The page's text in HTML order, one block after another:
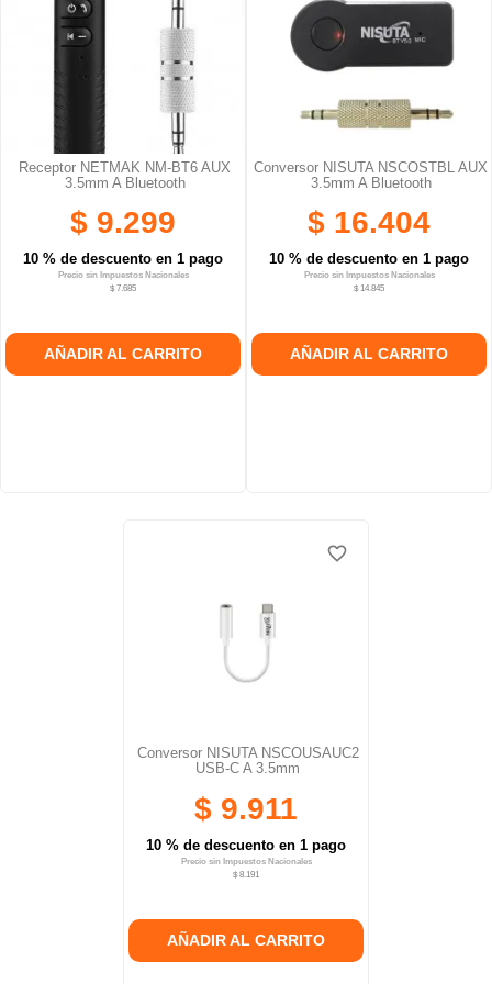
Receptor NETMAK NM-BT6 AUX
3.5mm A Bluetooth
$ 9.299
10 % de descuento en 1 pago
Precio sin Impuestos Nacionales
$ 7.685
AÑADIR AL CARRITO
Conversor NISUTA NSCOSTBL AUX
3.5mm A Bluetooth
$ 16.404
10 % de descuento en 1 pago
Precio sin Impuestos Nacionales
$ 14.845
AÑADIR AL CARRITO
Conversor NISUTA NSCOUSAUC2
USB-C A 3.5mm
$ 9.911
10 % de descuento en 1 pago
Precio sin Impuestos Nacionales
$ 8.191
AÑADIR AL CARRITO
favorite_border
favorite_border